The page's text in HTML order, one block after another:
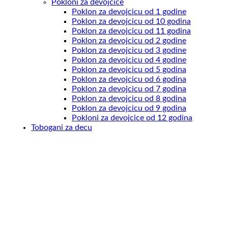
Pokloni za devojcice
Poklon za devojcicu od 1 godine
Poklon za devojcicu od 10 godina
Poklon za devojcicu od 11 godina
Poklon za devojcicu od 2 godine
Poklon za devojcicu od 3 godine
Poklon za devojcicu od 4 godine
Poklon za devojcicu od 5 godina
Poklon za devojcicu od 6 godina
Poklon za devojcicu od 7 godina
Poklon za devojcicu od 8 godina
Poklon za devojcicu od 9 godina
Pokloni za devojcice od 12 godina
Tobogani za decu